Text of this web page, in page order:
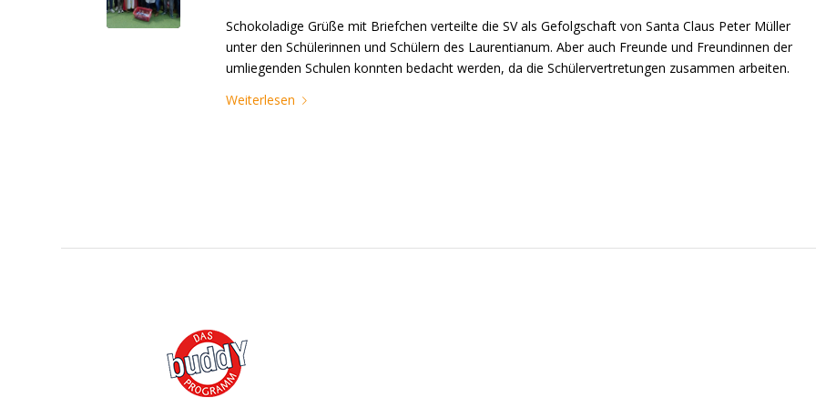
Schokoladige Grüße mit Briefchen verteilte die SV als Gefolgschaft von Santa Claus Peter Müller
unter den Schülerinnen und Schülern des Laurentianum. Aber auch Freunde und Freundinnen der
umliegenden Schulen konnten bedacht werden, da die Schülervertretungen zusammen arbeiten.
Weiterlesen